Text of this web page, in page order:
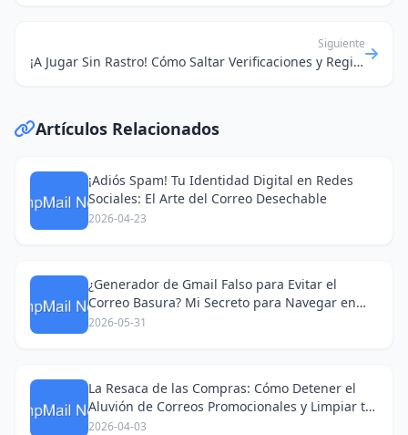
Siguiente
¡A Jugar Sin Rastro! Cómo Saltar Verificaciones y Registrarte Anónimamente en Juegos Online
Artículos Relacionados
¡Adiós Spam! Tu Identidad Digital en Redes
Sociales: El Arte del Correo Desechable
2026-04-23
¿Generador de Gmail Falso para Evitar el
Correo Basura? Mi Secreto para Navegar en
Redes Sociales
2026-05-31
La Resaca de las Compras: Cómo Detener el
Aluvión de Correos Promocionales y Limpiar tu
Bandeja de Entrada
2026-04-03